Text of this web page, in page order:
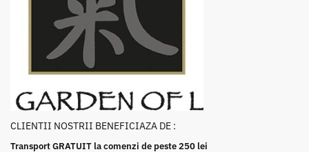
CLIENTII NOSTRII BENEFICIAZA DE :
Transport GRATUIT la comenzi de peste 250 lei